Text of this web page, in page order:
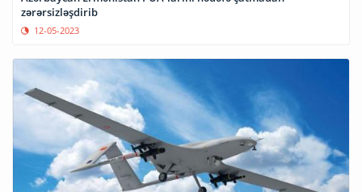
zərərsizləşdirib
12-05-2023